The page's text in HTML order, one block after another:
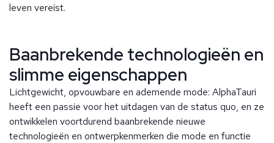
leven vereist.
Baanbrekende technologieën en
slimme eigenschappen
Lichtgewicht, opvouwbare en ademende mode: AlphaTauri
heeft een passie voor het uitdagen van de status quo, en ze
ontwikkelen voortdurend baanbrekende nieuwe
technologieën en ontwerpkenmerken die mode en functie